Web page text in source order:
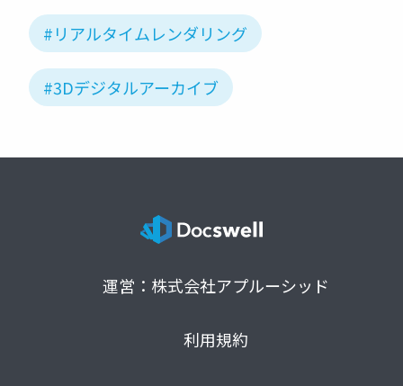
#リアルタイムレンダリング
#3Dデジタルアーカイブ
運営：株式会社アプルーシッド
利用規約